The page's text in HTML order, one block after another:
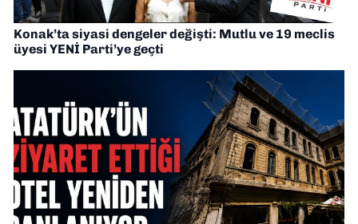
Konak’ta siyasi dengeler değişti: Mutlu ve 19 meclis
üyesi YENİ Parti’ye geçti